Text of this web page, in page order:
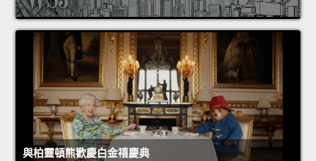
與柏靈頓熊歡慶白金禧慶典